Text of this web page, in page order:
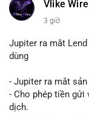
Vlike Wire
3 giờ
Jupiter ra mắt
dùng
- Jupiter ra mắt
- Cho phép tiền gửi
dịch.